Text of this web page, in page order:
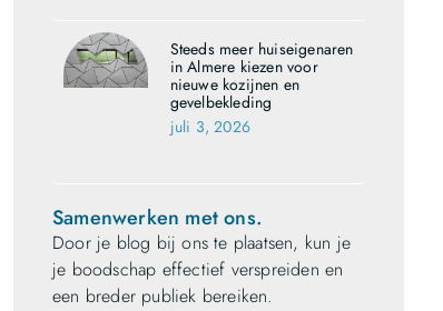
Steeds meer huiseigenaren
in Almere kiezen voor
nieuwe kozijnen en
gevelbekleding
juli 3, 2026
Samenwerken met ons.
Door je blog bij ons te plaatsen, kun je
je boodschap effectief verspreiden en
een breder publiek bereiken.